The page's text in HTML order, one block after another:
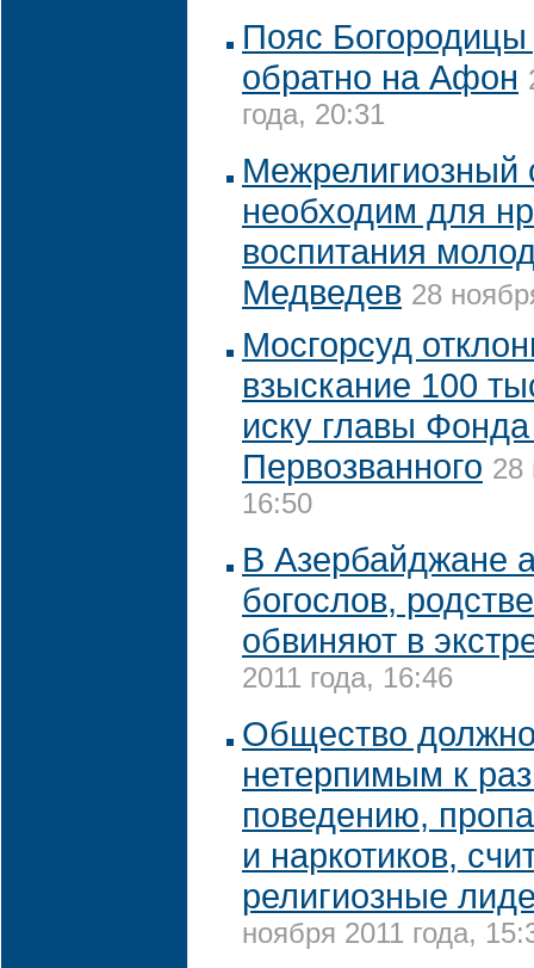
Пояс Богородицы
обратно на Афон
года, 20:31
Межрелигиозный
необходим для
воспитания
Медведев 28
Мосгорсуд
взыскание 100
иску главы
Первозванного 28
16:50
В Азербайджане
богослов,
обвиняют в
2011 года, 16:46
Общество
нетерпимым к
поведению,
и наркотиков,
религиозные
ноября 2011 года,